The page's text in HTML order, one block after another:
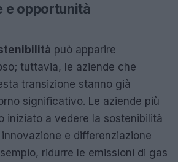
e opportunità
può apparire
tuttavia, le aziende che
transizione stanno già
significativo. Le aziende più
iniziato a vedere la sostenibilità
e differenziazione
ridurre le emissioni di gas